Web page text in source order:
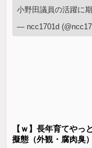
小野田議員の活躍に期
— ncc1701d
【ｗ】長年育てやっ
擬態（外観・腐肉臭